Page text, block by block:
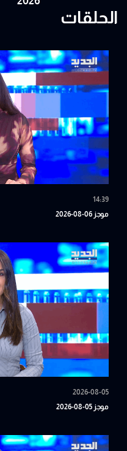
الحلقات
14:39
موجز 06-08-2026
2026-08-05
موجز 05-08-2026